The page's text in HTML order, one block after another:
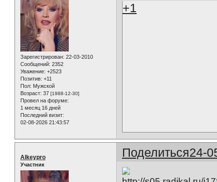
Зарегистрирован: 22-03-2010
Сообщений: 2352
Уважение: +2523
Позитив: +11
Пол: Мужской
Возраст: 37 [1988-12-30]
Провел на форуме:
1 месяц 16 дней
Последний визит:
02-08-2026 21:43:57
+1
Поделиться24-
Alkeypro
Участник